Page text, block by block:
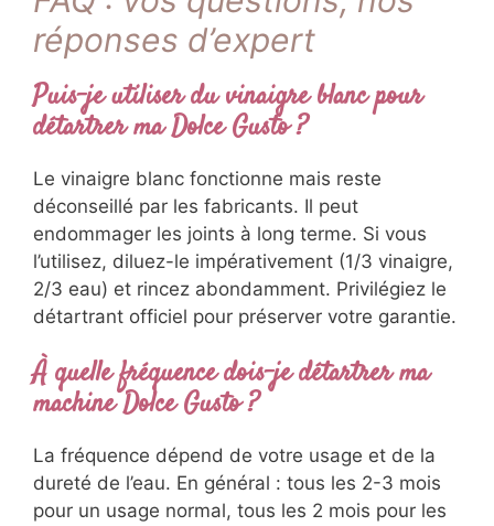
réponses d’expert
Puis-je utiliser du vinaigre blanc pour
détartrer ma Dolce Gusto ?
Le vinaigre blanc fonctionne mais reste
déconseillé par les fabricants. Il peut
endommager les joints à long terme. Si vous
l’utilisez, diluez-le impérativement (1/3 vinaigre,
2/3 eau) et rincez abondamment. Privilégiez le
détartrant officiel pour préserver votre garantie.
À quelle fréquence dois-je détartrer ma
machine Dolce Gusto ?
La fréquence dépend de votre usage et de la
dureté de l’eau. En général : tous les 2-3 mois
pour un usage normal, tous les 2 mois pour les